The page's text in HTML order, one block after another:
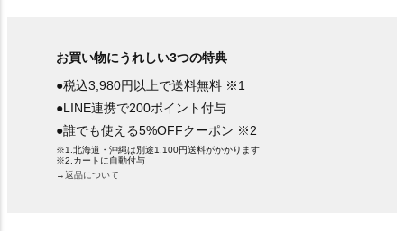
お買い物にうれしい3つの特典
●税込3,980円以上で送料無料 ※1
●LINE連携で200ポイント付与
●誰でも使える5%OFFクーポン ※2
※1.北海道・沖縄は別途1,100円送料がかかります
※2.カートに自動付与
→返品について